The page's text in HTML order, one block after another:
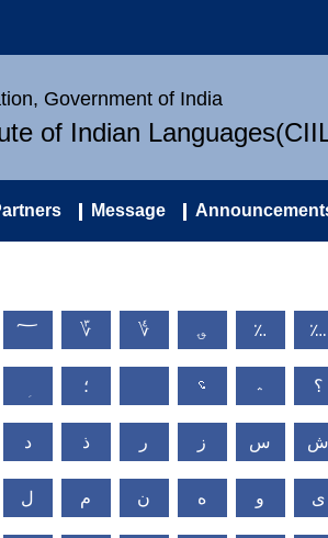
Government of India
of Indian
Message
؅ ؆ ؇ ؈ ؉ ؊
؛ ؝ ؞ ؟
د ذ ر ز س ش
ل م ن ه و ى